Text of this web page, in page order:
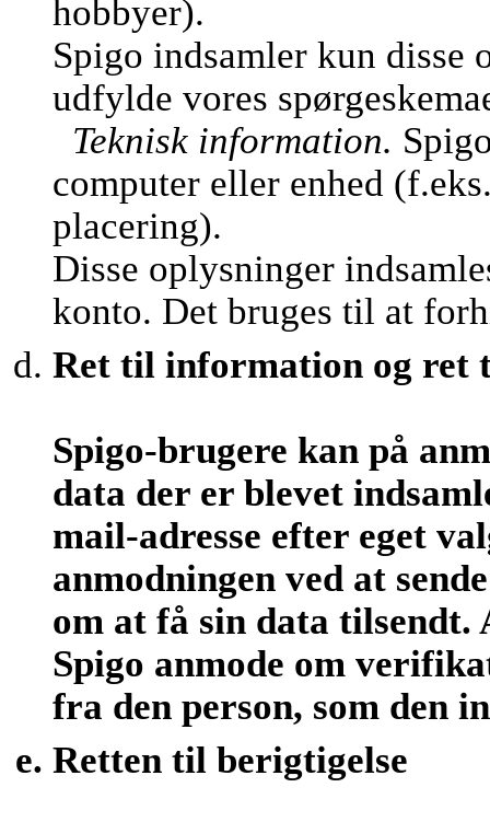
hobbyer).
Spigo indsamler kun
udfylde vores
Teknisk information.
computer eller enhed
placering).
Disse oplysninger
konto. Det bruges til at
Ret til information og ret
Spigo-brugere kan på
data der er blevet
mail-adresse efter eget
anmodningen ved at
om at få sin data tilsendt.
Spigo anmode om
fra den person, som den
Retten til berigtigelse